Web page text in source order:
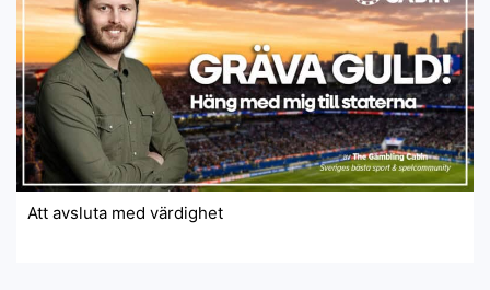
Att avsluta med värdighet